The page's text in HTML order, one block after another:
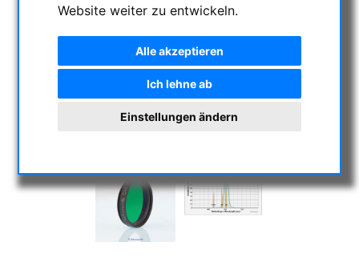
Website weiter zu entwickeln.
Alle akzeptieren
Ich lehne ab
Einstellungen ändern